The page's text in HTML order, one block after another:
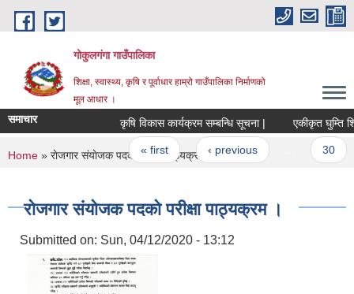
Skip to main content
गोकुलगंगा गाउँपालिका
शिक्षा, स्वास्थ्य, कृषि र पूर्वाधार हाम्रो गाउँपालिका निर्माणको
मूल आधार ।
समाचार कृषि विकास कार्यक्रम सम्बन्धि सूचना | एकीकृत घुम्ति
Pages
« first ‹ previous 30
You are here
Home » राेजगार संयाेजक पदकाे परीक्षा पाठ्यक्रम ।
राेजगार संयाेजक पदकाे परीक्षा पाठ्यक्रम ।
Submitted on: Sun, 04/12/2020 - 13:12